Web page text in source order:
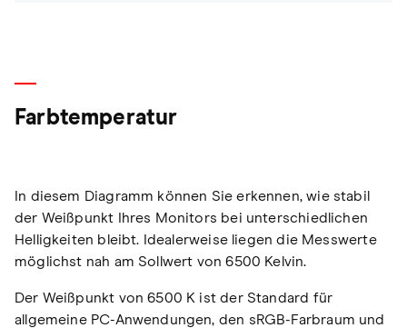
Farbtemperatur
In diesem Diagramm können Sie erkennen, wie stabil
der Weißpunkt Ihres Monitors bei unterschiedlichen
Helligkeiten bleibt. Idealerweise liegen die Messwerte
möglichst nah am Sollwert von 6500 Kelvin.
Der Weißpunkt von 6500 K ist der Standard für
allgemeine PC-Anwendungen, den sRGB-Farbraum und